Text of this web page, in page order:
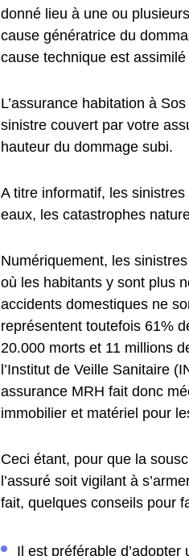
donné lieu à une ou
cause génératrice du
cause technique est
L’assurance habitation à
sinistre couvert par votre
hauteur du dommage subi.
A titre informatif, les
eaux, les catastrophes
Numériquement, les
où les habitants y sont plus
accidents domestiques ne
représentent toutefois 61%
20.000 morts et 11 millions
l’Institut de Veille Sanitaire
assurance MRH fait donc
immobilier et matériel pour
Ceci étant, pour que la
l’assuré soit vigilant à
fait, quelques conseils pour
Il est préférable